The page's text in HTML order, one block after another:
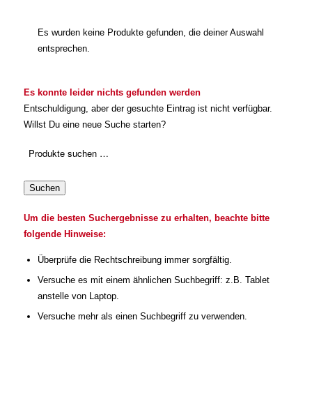
Es wurden keine Produkte gefunden, die deiner Auswahl
entsprechen.
Es konnte leider nichts gefunden werden
Entschuldigung, aber der gesuchte Eintrag ist nicht verfügbar.
Willst Du eine neue Suche starten?
Suchen
Um die besten Suchergebnisse zu erhalten, beachte bitte
folgende Hinweise:
Überprüfe die Rechtschreibung immer sorgfältig.
Versuche es mit einem ähnlichen Suchbegriff: z.B. Tablet
anstelle von Laptop.
Versuche mehr als einen Suchbegriff zu verwenden.